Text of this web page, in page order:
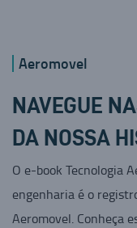
Aeromovel
NAVEGUE
DA NOSSA
O e-book Tecnologia
engenharia é o
Aeromovel. Conheça